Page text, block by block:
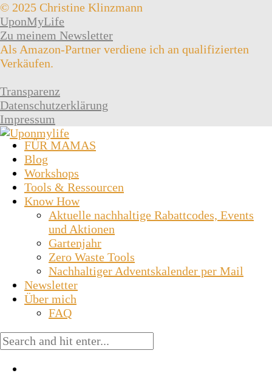
© 2025 Christine Klinzmann
UponMyLife
Zu meinem Newsletter
Als Amazon-Partner verdiene ich an qualifizierten
Verkäufen.
Transparenz
Datenschutzerklärung
Impressum
FÜR MAMAS
Blog
Workshops
Tools & Ressourcen
Know How
Aktuelle nachhaltige Rabattcodes, Events
und Aktionen
Gartenjahr
Zero Waste Tools
Nachhaltiger Adventskalender per Mail
Newsletter
Über mich
FAQ